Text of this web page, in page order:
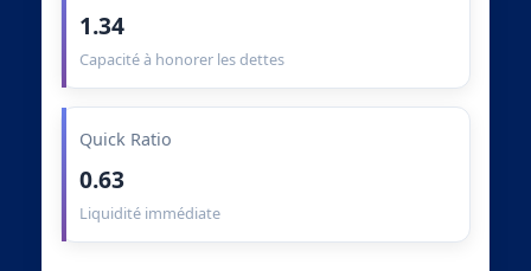
1.34
Capacité à honorer les dettes
Quick Ratio
0.63
Liquidité immédiate